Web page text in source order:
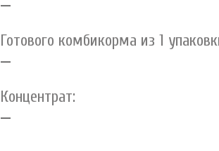
—
Готового комбикорма из 1
—
Концентрат:
—